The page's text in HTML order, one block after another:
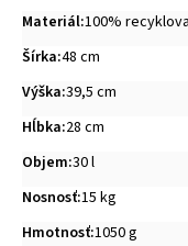
Materiál:100%
Šírka:48 cm
Výška:39,5 cm
Hĺbka:28 cm
Objem:30 l
Nosnosť:15 kg
Hmotnosť:1050 g